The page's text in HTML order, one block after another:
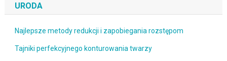
URODA
Najlepsze metody redukcji i zapobiegania rozstępom
Tajniki perfekcyjnego konturowania twarzy